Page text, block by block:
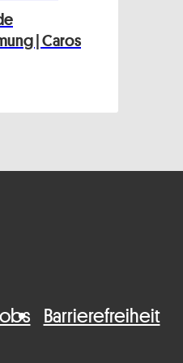
| Caros
Barrierefreiheit